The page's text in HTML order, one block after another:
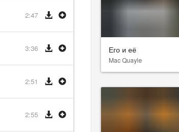
2:47
3:36
2:51
2:55
Его и её
Mac Quayle